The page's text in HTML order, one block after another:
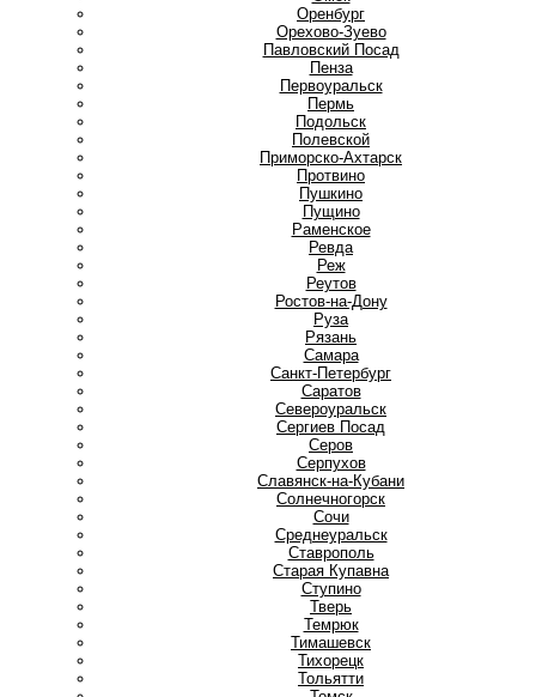
Оренбург
Орехово-Зуево
Павловский Посад
Пенза
Первоуральск
Пермь
Подольск
Полевской
Приморско-Ахтарск
Протвино
Пушкино
Пущино
Раменское
Ревда
Реж
Реутов
Ростов-на-Дону
Руза
Рязань
Самара
Санкт-Петербург
Саратов
Североуральск
Сергиев Посад
Серов
Серпухов
Славянск-на-Кубани
Солнечногорск
Сочи
Среднеуральск
Ставрополь
Старая Купавна
Ступино
Тверь
Темрюк
Тимашевск
Тихорецк
Тольятти